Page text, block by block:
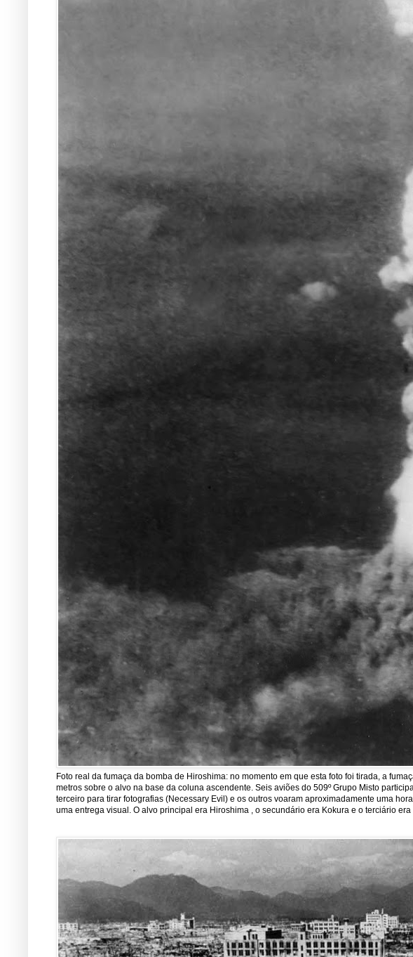
Foto real da fumaça da bomba de Hiroshima: no momento em que esta foto foi tirada, a
metros sobre o alvo na base da coluna ascendente. Seis aviões do 509º Grupo Misto
terceiro para tirar fotografias (Necessary Evil) e os outros voaram aproximadamente uma
uma entrega visual. O alvo principal era Hiroshima , o secundário era Kokura e o terciário